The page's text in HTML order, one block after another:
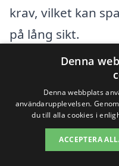
krav, vilket kan
på lång sikt.
Genom att
faktorer och ta
kan du
både
Denna
Denna webbplats
användarupplevelsen.
du till alla cookies i
ACCEPTERA